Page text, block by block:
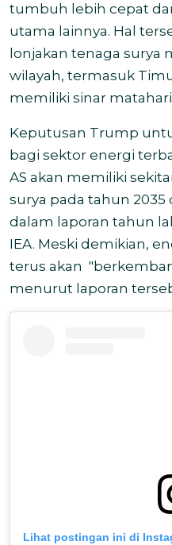
tumbuh lebih cepat
utama lainnya. Hal
lonjakan tenaga surya
wilayah, termasuk
memiliki sinar
Keputusan Trump
bagi sektor energi
AS akan memiliki
surya pada tahun
dalam laporan tahun
IEA. Meski demikian,
terus akan
menurut laporan
Lihat postingan ini di